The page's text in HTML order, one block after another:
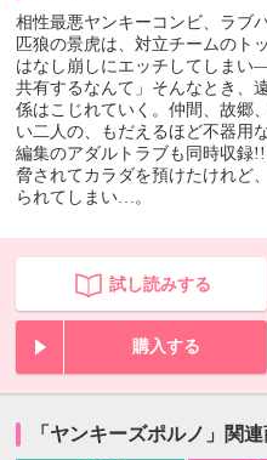
相性最悪ヤンキーコンビ、ラブ
匹狼の景虎は、対立チームのト
はなし崩しにエッチしてしま
共有するなんて」そんなとき、
係はこじれていく。仲間、故郷
い二人の、もだえるほど不器用
編集のアダルトラブも同時収録
脅されてカラダを預けたけれど
られてしまい…。
試し読みする
購入する
「ヤンキーズポルノ」関